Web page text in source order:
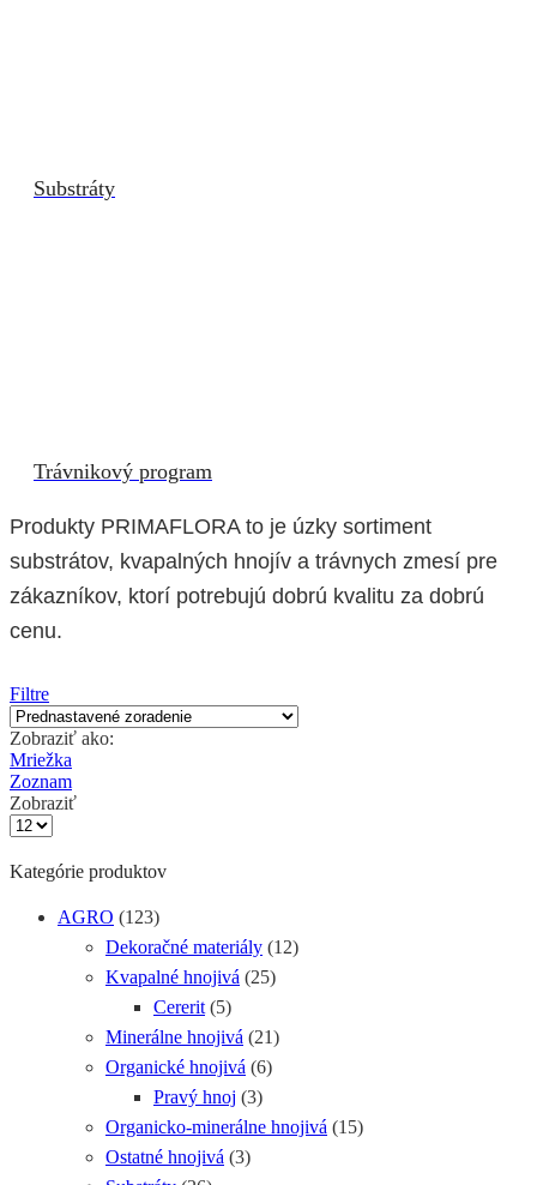
Substráty
Trávnikový program
Produkty PRIMAFLORA to je úzky sortiment
substrátov, kvapalných hnojív a trávnych zmesí pre
zákazníkov, ktorí potrebujú dobrú kvalitu za dobrú
cenu.
Filtre
Zobraziť ako:
Mriežka
Zoznam
Zobraziť
Počet
na
stránke
Kategórie produktov
AGRO (123)
Dekoračné materiály (12)
Kvapalné hnojivá (25)
Cererit (5)
Minerálne hnojivá (21)
Organické hnojivá (6)
Pravý hnoj (3)
Organicko-minerálne hnojivá (15)
Ostatné hnojivá (3)